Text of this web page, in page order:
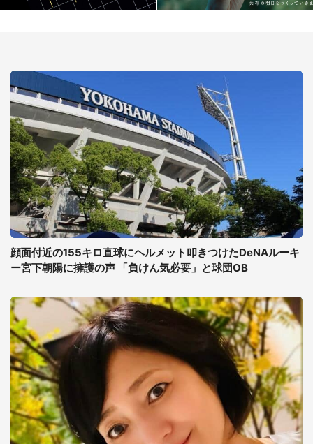
顔面付近の155キロ直球にヘルメット叩きつけたDeNAルーキ
ー宮下朝陽に擁護の声 「負けん気必要」と球団OB